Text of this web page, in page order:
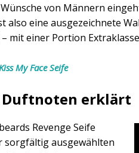
von Männern
also eine ausgezeichnete
mit einer Portion
My Face Seife
erklärt
Revenge Seife
sorgfältig ausgewählten